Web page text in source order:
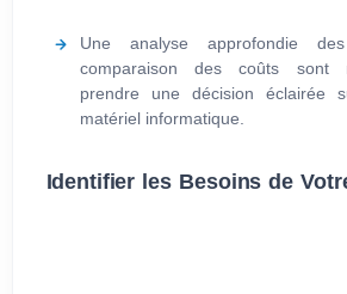
Une analyse approfondie
comparaison des coûts sont
prendre une décision éclairée
matériel informatique.
Identifier les Besoins de